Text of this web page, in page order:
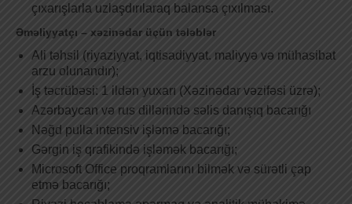
çıxarışlarla uzlaşdırılaraq balansa çıxılması.
Əməliyyatçı – xəzinədar üçün tələblər
Ali təhsil (riyaziyyat, iqtisadiyyat. maliyyə və mühasibat
arzu olunandır);
İş təcrübəsi: 1 ildən yuxarı (Xəzinədar vəzifəsi üzrə);
Azərbaycan və rus dillərində səlis danışıq bacarığı
Nəğd pulla intensiv işləmə bacarığı;
Gərgin iş qrafikində işləmək bacarığı;
Microsoft Office proqramlarını bilmək və sürətli çap
etmə bacarığı;